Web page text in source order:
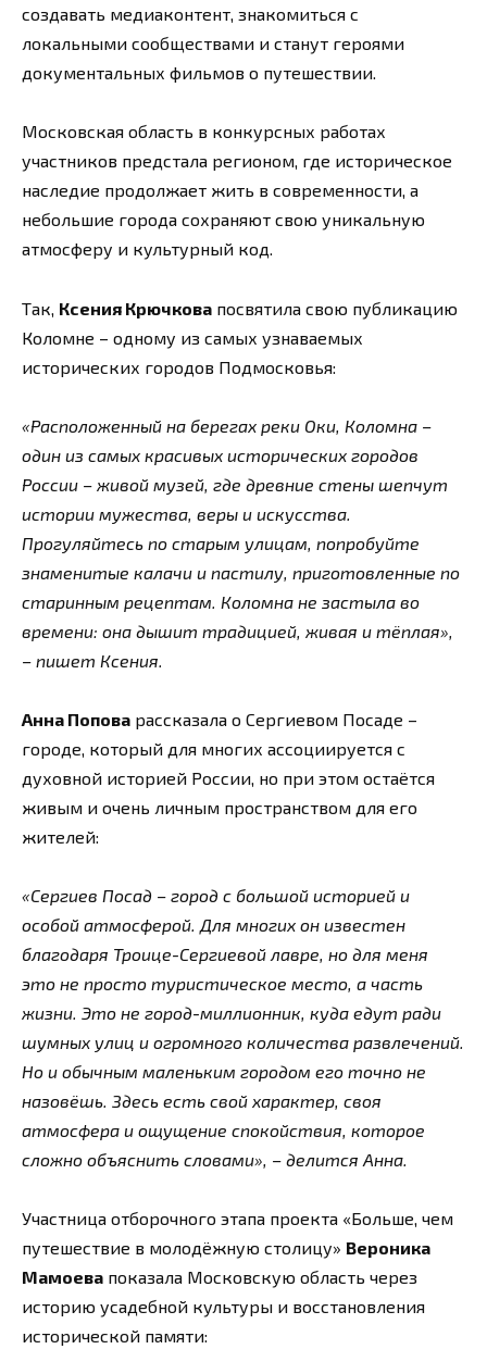
создавать медиаконтент, знакомиться с
локальными сообществами и станут героями
документальных фильмов о путешествии.
Московская область в конкурсных работах
участников предстала регионом, где историческое
наследие продолжает жить в современности, а
небольшие города сохраняют свою уникальную
атмосферу и культурный код.
Так, Ксения Крючкова посвятила свою публикацию
Коломне – одному из самых узнаваемых
исторических городов Подмосковья:
«Расположенный на берегах реки Оки, Коломна –
один из самых красивых исторических городов
России – живой музей, где древние стены шепчут
истории мужества, веры и искусства.
Прогуляйтесь по старым улицам, попробуйте
знаменитые калачи и пастилу, приготовленные по
старинным рецептам. Коломна не застыла во
времени: она дышит традицией, живая и тёплая»,
– пишет Ксения.
Анна Попова рассказала о Сергиевом Посаде –
городе, который для многих ассоциируется с
духовной историей России, но при этом остаётся
живым и очень личным пространством для его
жителей:
«Сергиев Посад – город с большой историей и
особой атмосферой. Для многих он известен
благодаря Троице-Сергиевой лавре, но для меня
это не просто туристическое место, а часть
жизни. Это не город-миллионник, куда едут ради
шумных улиц и огромного количества развлечений.
Но и обычным маленьким городом его точно не
назовёшь. Здесь есть свой характер, своя
атмосфера и ощущение спокойствия, которое
сложно объяснить словами», – делится Анна.
Участница отборочного этапа проекта «Больше, чем
путешествие в молодёжную столицу» Вероника
Мамоева показала Московскую область через
историю усадебной культуры и восстановления
исторической памяти: